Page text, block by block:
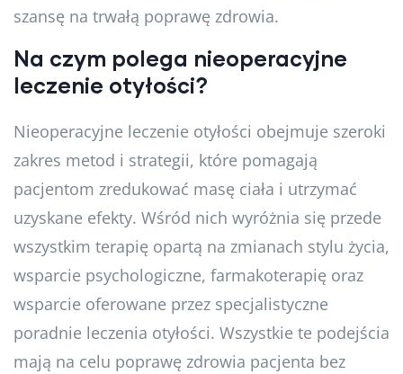
szansę na trwałą poprawę zdrowia.
Na czym polega nieoperacyjne
leczenie otyłości?
Nieoperacyjne leczenie otyłości obejmuje szeroki
zakres metod i strategii, które pomagają
pacjentom zredukować masę ciała i utrzymać
uzyskane efekty. Wśród nich wyróżnia się przede
wszystkim terapię opartą na zmianach stylu życia,
wsparcie psychologiczne, farmakoterapię oraz
wsparcie oferowane przez specjalistyczne
poradnie leczenia otyłości. Wszystkie te podejścia
mają na celu poprawę zdrowia pacjenta bez